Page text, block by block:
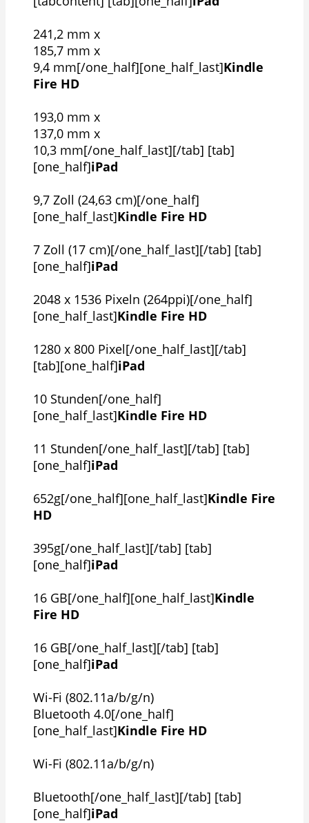
241,2 mm x
185,7 mm x
9,4 mm[/one_half][one_half_last]Kindle
Fire HD
193,0 mm x
137,0 mm x
10,3 mm[/one_half_last][/tab] [tab]
[one_half]iPad
9,7 Zoll (24,63 cm)[/one_half]
[one_half_last]Kindle Fire HD
7 Zoll (17 cm)[/one_half_last][/tab] [tab]
[one_half]iPad
2048 x 1536 Pixeln (264ppi)[/one_half]
[one_half_last]Kindle Fire HD
1280 x 800 Pixel[/one_half_last][/tab]
[tab][one_half]iPad
10 Stunden[/one_half]
[one_half_last]Kindle Fire HD
11 Stunden[/one_half_last][/tab] [tab]
[one_half]iPad
652g[/one_half][one_half_last]Kindle Fire
HD
395g[/one_half_last][/tab] [tab]
[one_half]iPad
16 GB[/one_half][one_half_last]Kindle
Fire HD
16 GB[/one_half_last][/tab] [tab]
[one_half]iPad
Wi-Fi (802.11a/b/g/n)
Bluetooth 4.0[/one_half]
[one_half_last]Kindle Fire HD
Wi-Fi (802.11a/b/g/n)
Bluetooth[/one_half_last][/tab] [tab]
[one_half]iPad